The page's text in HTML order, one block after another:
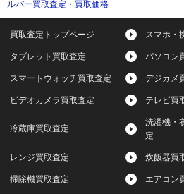
ルバー買取査定・買取価格
買取査定トップページ スマホ・
タブレット買取査定 パソコン
スマートウォッチ買取査定 デジカメ
ビデオカメラ買取査定 テレビ買
冷蔵庫買取査定
洗濯機・
定
レンジ買取査定 炊飯器買
掃除機買取査定 エアコン